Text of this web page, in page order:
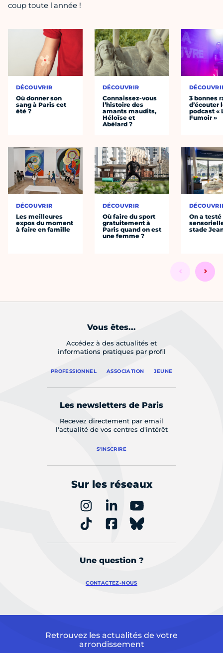
coup toute l'année !
DÉCOUVRIR
Où donner son
sang à Paris cet
été ?
DÉCOUVRIR
Les meilleures
expos du moment
à faire en famille
DÉCOUVRIR
Connaissez-vous
l’histoire des
amants maudits,
Héloïse et
Abélard ?
DÉCOUVRIR
Où faire du sport
gratuitement à
Paris quand on est
une femme ?
3 bonnes
d’écouter
podcast «
Fumoir »
On a
stade
Vous êtes...
Accédez à des actualités et
informations pratiques par profil
PROFESSIONNEL ASSOCIATION JEUNE
Les newsletters de Paris
Recevez directement par email
l'actualité de vos centres d'intérêt
S'INSCRIRE
Sur les réseaux
Une question ?
CONTACTEZ-NOUS
Retrouvez les actualités de votre
arrondissement